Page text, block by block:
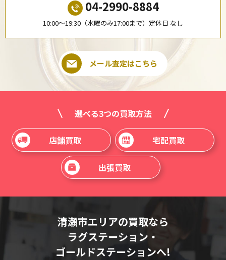
04-2990-8884
10:00〜19:30（水曜のみ17:00まで）定休日 なし
メール査定はこちら
選べる3つの買取方法
店舗買取 宅配買取
出張買取
清瀬市エリアの買取なら
ラグステーション・
ゴールドステーションへ!